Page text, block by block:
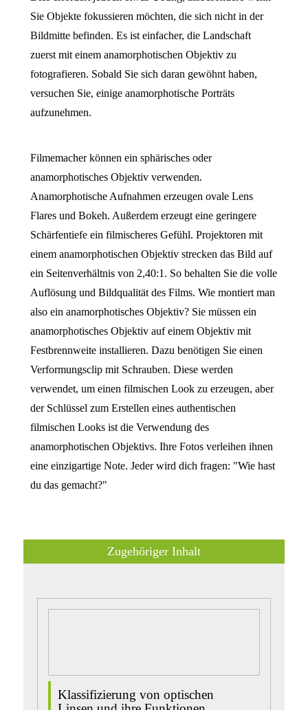
Sie Objekte fokussieren möchten, die sich nicht in der
Bildmitte befinden. Es ist einfacher, die Landschaft
zuerst mit einem anamorphotischen Objektiv zu
fotografieren. Sobald Sie sich daran gewöhnt haben,
versuchen Sie, einige anamorphotische Porträts
aufzunehmen.
Filmemacher können ein sphärisches oder
anamorphotisches Objektiv verwenden.
Anamorphotische Aufnahmen erzeugen ovale Lens
Flares und Bokeh. Außerdem erzeugt eine geringere
Schärfentiefe ein filmischeres Gefühl. Projektoren mit
einem anamorphotischen Objektiv strecken das Bild auf
ein Seitenverhältnis von 2,40:1. So behalten Sie die volle
Auflösung und Bildqualität des Films. Wie montiert man
also ein anamorphotisches Objektiv? Sie müssen ein
anamorphotisches Objektiv auf einem Objektiv mit
Festbrennweite installieren. Dazu benötigen Sie einen
Verformungsclip mit Schrauben. Diese werden
verwendet, um einen filmischen Look zu erzeugen, aber
der Schlüssel zum Erstellen eines authentischen
filmischen Looks ist die Verwendung des
anamorphotischen Objektivs. Ihre Fotos verleihen ihnen
eine einzigartige Note. Jeder wird dich fragen: "Wie hast
du das gemacht?"
Zugehöriger Inhalt
Klassifizierung von optischen